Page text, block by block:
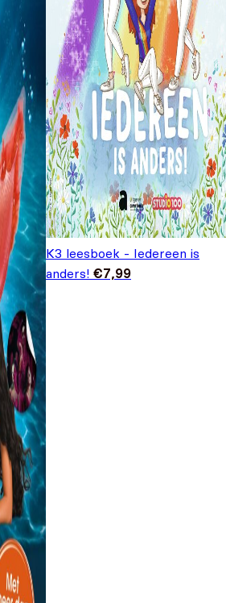
K3 leesboek - Iedereen is
anders! €7,99